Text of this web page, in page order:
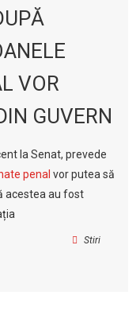
VOR
GUVERN
la Senat, prevede
penal vor putea să
acestea au fost
Stiri